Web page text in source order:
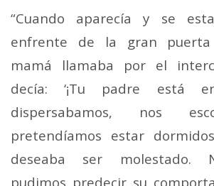
“Cuando aparecía y se
enfrente de la gran
mamá llamaba por el
decía: ‘¡Tu padre está
dispersabamos, nos
pretendíamos estar
deseaba ser molestado.
pudimos predecir su